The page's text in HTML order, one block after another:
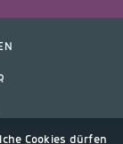
Cookies dürfen